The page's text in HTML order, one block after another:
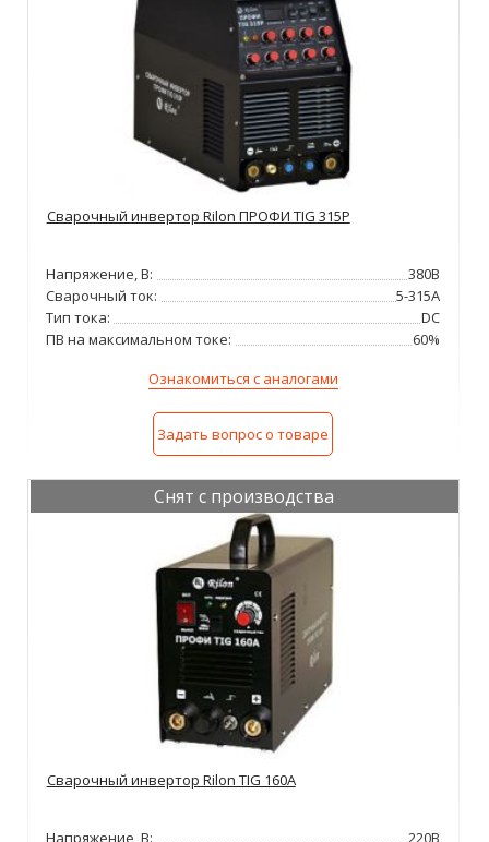
Сварочный инвертор Rilon ПРОФИ TIG 315P
Напряжение, В:
380В
Сварочный ток:
5-315А
Тип тока:
DC
ПВ на максимальном токе:
60%
Ознакомиться с аналогами
Задать вопрос о товаре
Снят с производства
Сварочный инвертор Rilon TIG 160А
Напряжение, В:
220В